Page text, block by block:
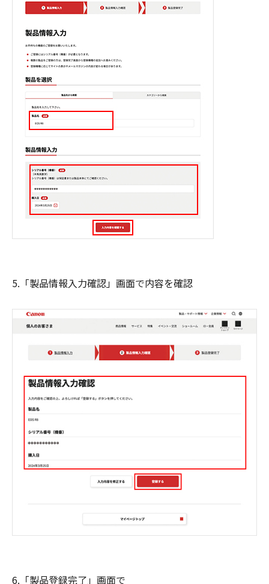
5.「製品情報入力確認」画面で内容を確認
6.「製品登録完了」画面で